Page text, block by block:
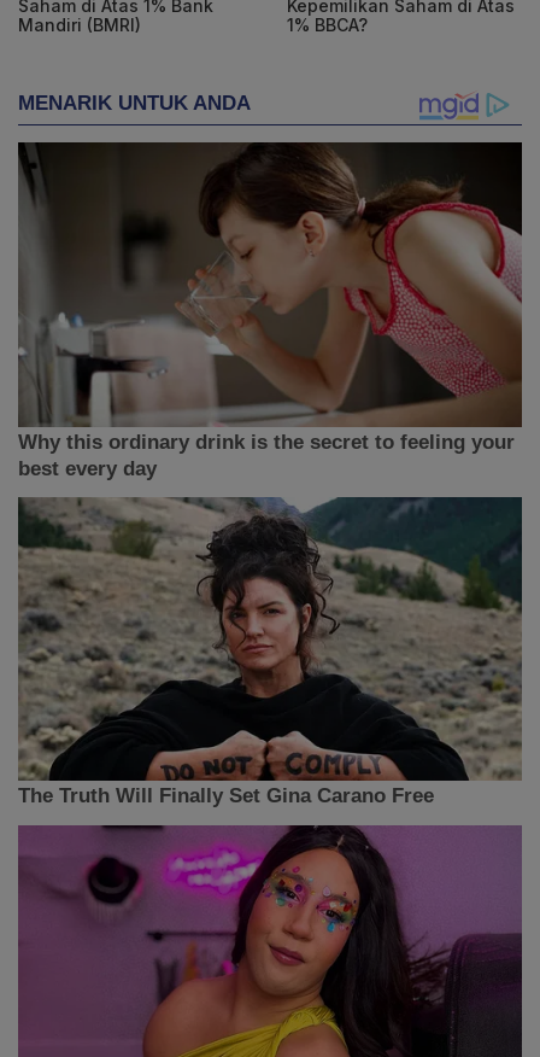
Saham di Atas 1% Bank
Mandiri (BMRI)
Kepemilikan Saham di Atas
1% BBCA?